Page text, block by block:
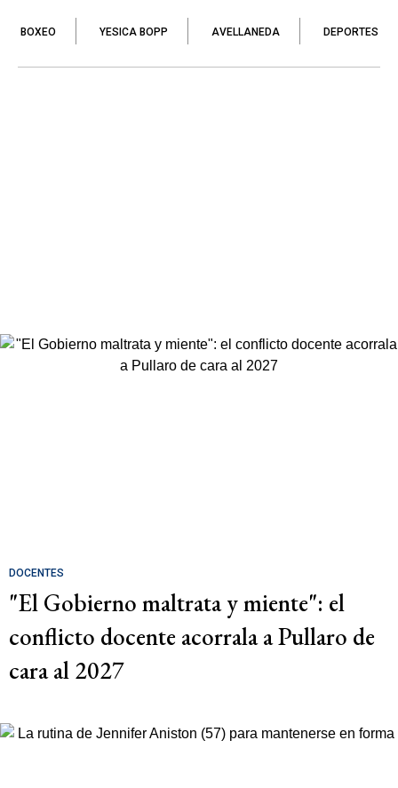
BOXEO YESICA BOPP AVELLANEDA DEPORTES
DOCENTES
"El Gobierno maltrata y miente": el
conflicto docente acorrala a Pullaro de
cara al 2027